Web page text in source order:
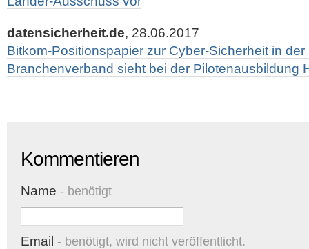
datensicherheit.de, 28.06.2017
Bitkom-Positionspapier zur Cyber-Sicherheit in
Branchenverband sieht bei der Pilotenausbildung
Kommentieren
Name - benötigt
Email - benötigt, wird nicht veröffentlicht.